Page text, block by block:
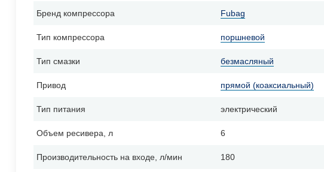
Бренд компрессора Fubag
Тип компрессора поршневой
Тип смазки безмасляный
Привод прямой (коаксиальный)
Тип питания электрический
Объем ресивера, л 6
Производительность на входе, л/мин 180